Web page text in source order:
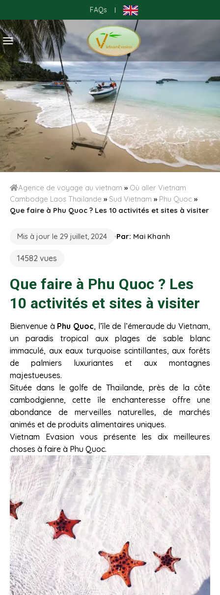
to
content
FAQs |
Agence de voyage au vietnam » Où aller Vietnam
Cambodge Laos Thaïlande » Sud Vietnam » Phu Quoc »
Que faire à Phu Quoc ? Les 10 activités et sites à visiter
Mis à jour le 29 juillet, 2024 Par: Mai Khanh
14582 vues
Que faire à Phu Quoc ? Les
10 activités et sites à visiter
Bienvenue à Phu Quoc, l’île de l’émeraude du Vietnam,
un paradis tropical aux plages de sable blanc
immaculé, aux eaux turquoise scintillantes, aux forêts
de palmiers luxuriantes et aux montagnes
majestueuses.
Située dans le golfe de Thaïlande, près de la côte
cambodgienne, cette île enchanteresse offre une
abondance de merveilles naturelles, de marchés
animés et de produits alimentaires uniques.
Vietnam Evasion vous présente les dix meilleures
choses à faire à Phu Quoc.